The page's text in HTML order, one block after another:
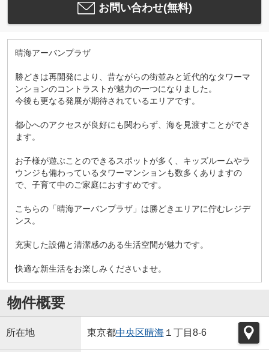
お問い合わせ(無料)
晴海アーバンプラザ
勝どきは再開発により、昔ながらの街並みと近代的なタワーマ
ンションのコントラストが魅力の一つになりました。
今後も更なる発展が期待されているエリアです。
都心へのアクセスが良好にも関わらず、海を見渡すことができ
ます。
お子様が遊ぶことのできるスポットが多く、キッズルームやラ
ウンジも備わっているタワーマンションも数多くありますの
で、子育て中のご家庭におすすめです。
こちらの「晴海アーバンプラザ」は勝どきエリアに佇むレジデ
ンス。
充実した設備と清潔感のある生活空間が魅力です。
快適な新生活をお楽しみくださいませ。
物件概要
所在地 東京都中央区晴海１丁目8-6